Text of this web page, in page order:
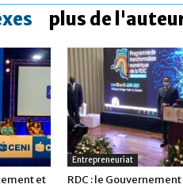
plus de
et
Entrepreneuriat
RDC : le